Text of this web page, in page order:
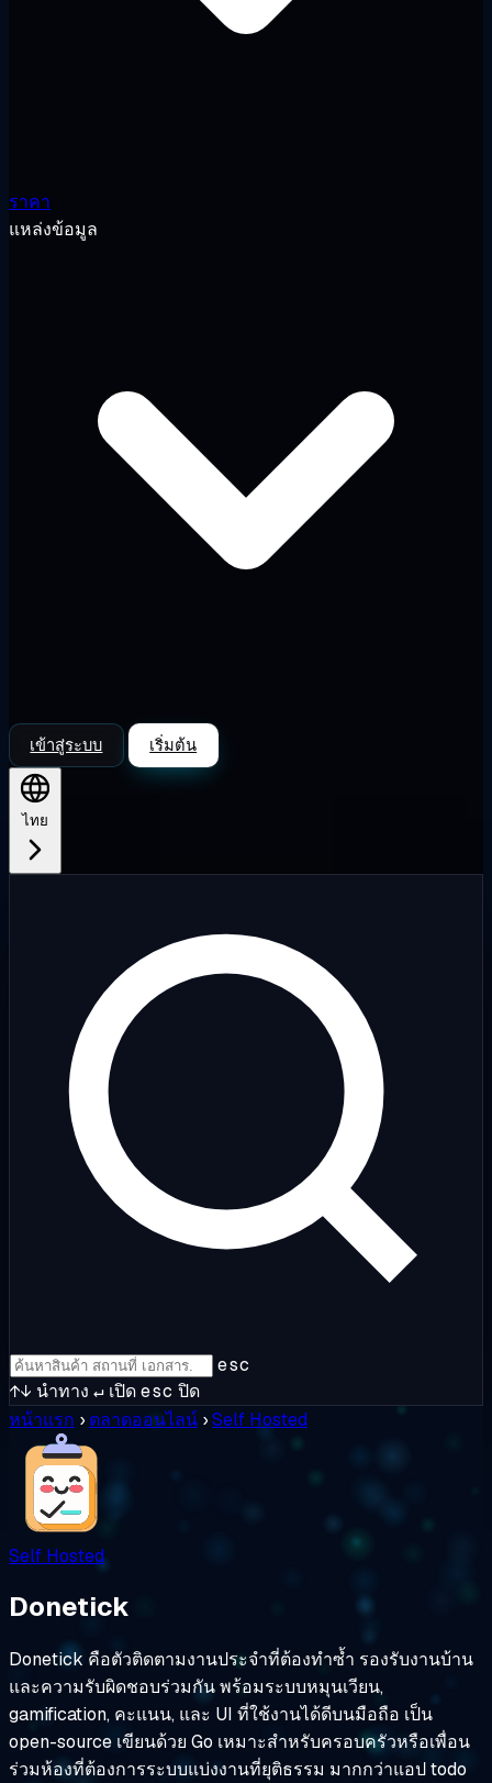
ราคา
แหล่งข้อมูล
เข้าสู่ระบบ เริ่มต้น
ไทย
esc
↑↓ นำทาง ↵ เปิดesc ปิด
หน้าแรก › ตลาดออนไลน์ ›Self Hosted
Self Hosted
Donetick
Donetick คือตัวติดตามงานประจำที่ต้องทำซ้ำ รองรับงานบ้าน
และความรับผิดชอบร่วมกัน พร้อมระบบหมุนเวียน,
gamification, คะแนน, และ UI ที่ใช้งานได้ดีบนมือถือ เป็น
open-source เขียนด้วย Go เหมาะสำหรับครอบครัวหรือเพื่อน
ร่วมห้องที่ต้องการระบบแบ่งงานที่ยุติธรรม มากกว่าแอป todo